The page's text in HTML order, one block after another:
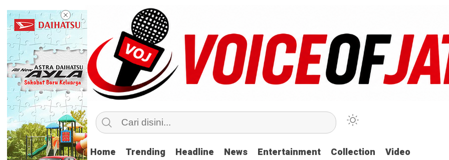
Home Trending Headline News Entertainment Collection Video
Home Trending Headline News Entertainment Collection Video